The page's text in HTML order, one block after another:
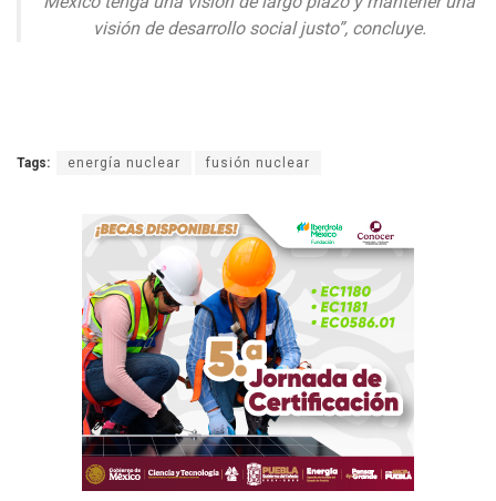
visión de desarrollo social justo”, concluye.
Tags: energía nuclear fusión nuclear